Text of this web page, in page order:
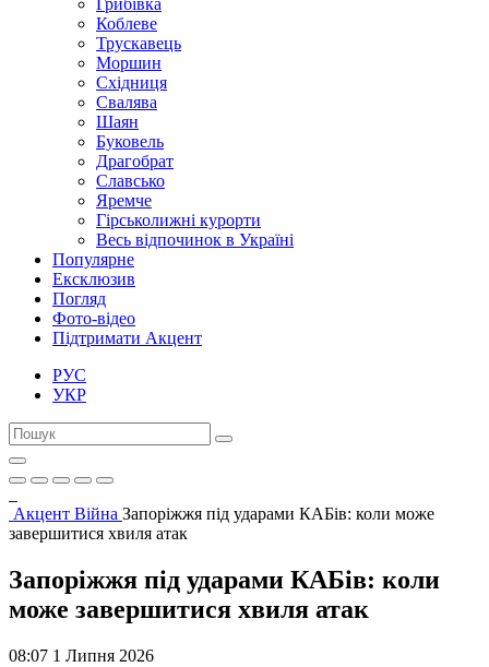
Грибівка
Коблеве
Трускавець
Моршин
Східниця
Свалява
Шаян
Буковель
Драгобрат
Славсько
Яремче
Гірськолижні курорти
Весь відпочинок в Україні
Популярне
Ексклюзив
Погляд
Фото-відео
Підтримати Акцент
РУС
УКР
Акцент Війна Запоріжжя під ударами КАБів: коли може
завершитися хвиля атак
Запоріжжя під ударами КАБів: коли
може завершитися хвиля атак
08:07 1 Липня 2026